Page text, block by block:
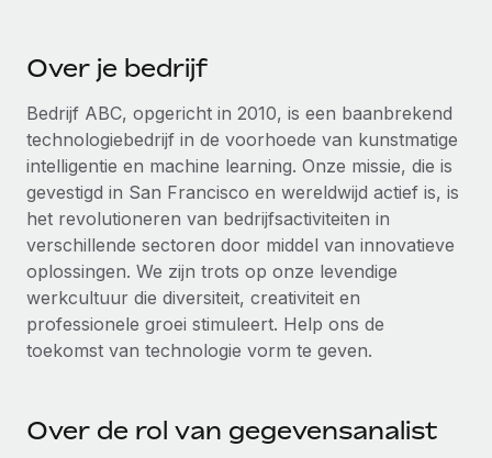
Integraties
Processen stroomlijnen met essentiële zakelijke tools
DIENSTEN
Vraag een expert
Krijg hulp van global HR- en juridische experts
Achtergrondonderzoek
Vereenvoudig het screeningsproces van
kandidaten
Blijf compliance-risico's voor
Strategische technologiepartners
Integreer global HR flexibel in je platform
Een partner worden
Ontdek hoe je met ons kunt samenwerken
Remote Build Binnenkort beschikbaar
Integraties en advies over AI-automatiseringen
CASESTUDY'S
Webinars
Evenementen
Newsroom
Inzicht in salaris en talent
Support
Alle bronnen bekijken
BLOG
中文（简体）
Over je bedrijf
Bedrijf ABC, opgericht in 2010, is een baanbrekend
technologiebedrijf in de voorhoede van kunstmatige
intelligentie en machine learning. Onze missie, die is
gevestigd in San Francisco en wereldwijd actief is, is
het revolutioneren van bedrijfsactiviteiten in
verschillende sectoren door middel van innovatieve
oplossingen. We zijn trots op onze levendige
werkcultuur die diversiteit, creativiteit en
professionele groei stimuleert. Help ons de
toekomst van technologie vorm te geven.
Over de rol van gegevensanalist